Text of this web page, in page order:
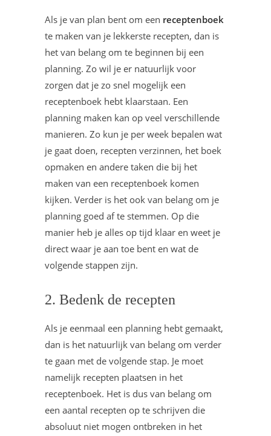
Als je van plan bent om een receptenboek
te maken van je lekkerste recepten, dan is
het van belang om te beginnen bij een
planning. Zo wil je er natuurlijk voor
zorgen dat je zo snel mogelijk een
receptenboek hebt klaarstaan. Een
planning maken kan op veel verschillende
manieren. Zo kun je per week bepalen wat
je gaat doen, recepten verzinnen, het boek
opmaken en andere taken die bij het
maken van een receptenboek komen
kijken. Verder is het ook van belang om je
planning goed af te stemmen. Op die
manier heb je alles op tijd klaar en weet je
direct waar je aan toe bent en wat de
volgende stappen zijn.
2. Bedenk de recepten
Als je eenmaal een planning hebt gemaakt,
dan is het natuurlijk van belang om verder
te gaan met de volgende stap. Je moet
namelijk recepten plaatsen in het
receptenboek. Het is dus van belang om
een aantal recepten op te schrijven die
absoluut niet mogen ontbreken in het